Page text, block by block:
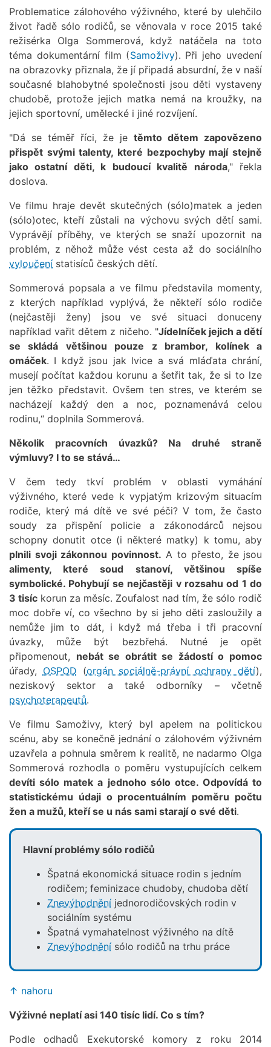
Problematice zálohového výživného, které by ulehčilo
život řadě sólo rodičů, se věnovala v roce 2015 také
režisérka Olga Sommerová, když natáčela na toto
téma dokumentární film (Samoživy). Při jeho uvedení
na obrazovky přiznala, že jí připadá absurdní, že v naší
současné blahobytné společnosti jsou děti vystaveny
chudobě, protože jejich matka nemá na kroužky, na
jejich sportovní, umělecké i jiné rozvíjení.
"Dá se téměř říci, že je těmto dětem zapovězeno
přispět svými talenty, které bezpochyby mají stejně
jako ostatní děti, k budoucí kvalitě národa," řekla
doslova.
Ve filmu hraje devět skutečných (sólo)matek a jeden
(sólo)otec, kteří zůstali na výchovu svých dětí sami.
Vyprávějí příběhy, ve kterých se snaží upozornit na
problém, z něhož může vést cesta až do sociálního
vyloučení statisíců českých dětí.
Sommerová popsala a ve filmu představila momenty,
z kterých například vyplývá, že někteří sólo rodiče
(nejčastěji ženy) jsou ve své situaci donuceny
například vařit dětem z ničeho. "Jídelníček jejich a dětí
se skládá většinou pouze z brambor, kolínek a
omáček. I když jsou jak lvice a svá mláďata chrání,
musejí počítat každou korunu a šetřit tak, že si to lze
jen těžko představit. Ovšem ten stres, ve kterém se
nacházejí každý den a noc, poznamenává celou
rodinu,“ doplnila Sommerová.
Několik pracovních úvazků? Na druhé straně
výmluvy? I to se stává…
V čem tedy tkví problém v oblasti vymáhání
výživného, které vede k vypjatým krizovým situacím
rodiče, který má dítě ve své péči? V tom, že často
soudy za přispění policie a zákonodárců nejsou
schopny donutit otce (i některé matky) k tomu, aby
plnili svoji zákonnou povinnost. A to přesto, že jsou
alimenty, které soud stanoví, většinou spíše
symbolické. Pohybují se nejčastěji v rozsahu od 1 do
3 tisíc korun za měsíc. Zoufalost nad tím, že sólo rodič
moc dobře ví, co všechno by si jeho děti zasloužily a
nemůže jim to dát, i když má třeba i tři pracovní
úvazky, může být bezbřehá. Nutné je opět
připomenout, nebát se obrátit se žádostí o pomoc
úřady, OSPOD (orgán sociálně-právní ochrany dětí),
neziskový sektor a také odborníky – včetně
psychoterapeutů.
Ve filmu Samoživy, který byl apelem na politickou
scénu, aby se konečně jednání o zálohovém výživném
uzavřela a pohnula směrem k realitě, ne nadarmo Olga
Sommerová rozhodla o poměru vystupujících celkem
devíti sólo matek a jednoho sólo otce. Odpovídá to
statistickému údaji o procentuálním poměru počtu
žen a mužů, kteří se u nás sami starají o své děti.
Hlavní problémy sólo rodičů
Špatná ekonomická situace rodin s jedním
rodičem; feminizace chudoby, chudoba dětí
Znevýhodnění jednorodičovských rodin v
sociálním systému
Špatná vymahatelnost výživného na dítě
Znevýhodnění sólo rodičů na trhu práce
↑ nahoru
Výživné neplatí asi 140 tisíc lidí. Co s tím?
Podle odhadů Exekutorské komory z roku 2014